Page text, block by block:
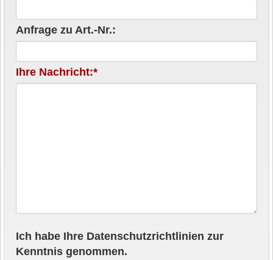
Anfrage zu Art.-Nr.:
Ihre Nachricht:*
Ich habe Ihre Datenschutzrichtlinien zur
Kenntnis genommen.